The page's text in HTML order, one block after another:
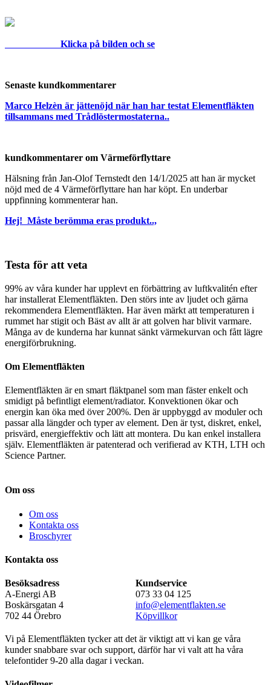
Klicka på bilden och se
Senaste kundkommentarer
Marco Helzèn är jättenöjd när han har testat Elementfläkten
tillsammans med Trådlöstermostaterna..
kundkommentarer om Värmeförflyttare
Hälsning från Jan-Olof Ternstedt den 14/1/2025 att han är mycket
nöjd med de 4 Värmeförflyttare han har köpt. En underbar
uppfinning kommenterar han.
Hej! Måste berömma eras produkt..,
Testa för att veta
99% av våra kunder har upplevt en förbättring av luftkvalitén efter
har installerat Elementfläkten. Den störs inte av ljudet och gärna
rekommendera Elementfläkten. Har även märkt att temperaturen i
rummet har stigit och Bäst av allt är att golven har blivit varmare.
Många av de kunderna har kunnat sänkt värmekurvan och fått lägre
energiförbrukning.
Om Elementfläkten
Elementfläkten är en smart fläktpanel som man fäster enkelt och
smidigt på befintligt element/radiator. Konvektionen ökar och
energin kan öka med över 200%. Den är uppbyggd av moduler och
passar alla längder och typer av element. Den är tyst, diskret, enkel,
prisvärd, energieffektiv och lätt att montera. Du kan enkel installera
själv. Elementfläkten är patenterad och verifierad av KTH, LTH och
Science Partner.
Om oss
Om oss
Kontakta oss
Broschyrer
Kontakta oss
Besöksadress
A-Energi AB
Boskärsgatan 4
702 44 Örebro
Kundservice
073 33 04 125
info@elementflakten.se
Köpvillkor
Vi på Elementfläkten tycker att det är viktigt att vi kan ge våra
kunder snabbare svar och support, därför har vi valt att ha våra
telefontider 9-20 alla dagar i veckan.